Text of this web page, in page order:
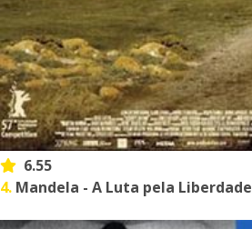
6.55
4. Mandela - A Luta pela Liberdade